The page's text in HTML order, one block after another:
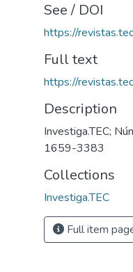
See / DOI
https://
Full text
https://
Description
Investiga.TEC;
1659-3383
Collections
Investiga.TEC
Full item